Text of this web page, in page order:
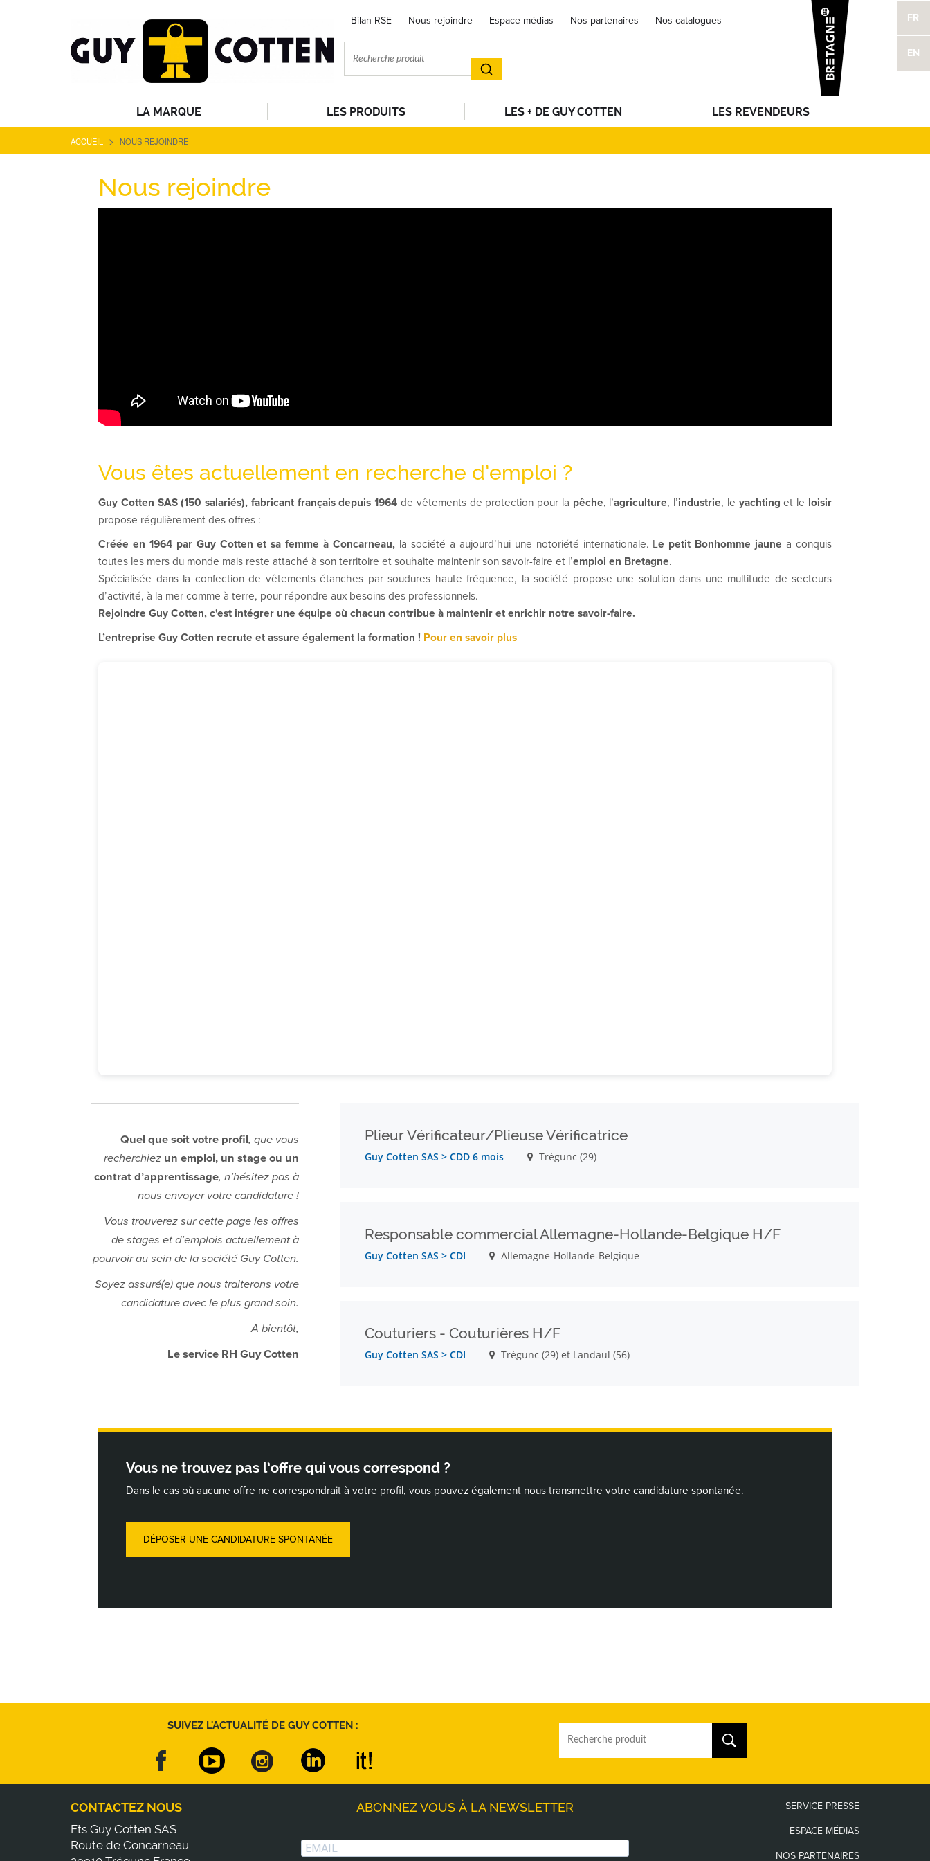
FR
EN
Bilan RSE Nous rejoindre Espace médias Nos partenaires Nos catalogues
LA MARQUE LES PRODUITS LES + DE GUY COTTEN LES REVENDEURS
ACCUEIL > NOUS REJOINDRE
Nous rejoindre
Vous êtes actuellement en recherche d’emploi ?
Guy Cotten SAS (150 salariés), fabricant français depuis 1964 de vêtements de protection pour la pêche, l’agriculture, l’industrie, le yachting et le loisir
propose régulièrement des offres :
Créée en 1964 par Guy Cotten et sa femme à Concarneau, la société a aujourd’hui une notoriété internationale. Le petit Bonhomme jaune a conquis
toutes les mers du monde mais reste attaché à son territoire et souhaite maintenir son savoir-faire et l’emploi en Bretagne.
Spécialisée dans la confection de vêtements étanches par soudures haute fréquence, la société propose une solution dans une multitude de secteurs
d’activité, à la mer comme à terre, pour répondre aux besoins des professionnels.
Rejoindre Guy Cotten, c'est intégrer une équipe où chacun contribue à maintenir et enrichir notre savoir-faire.
L’entreprise Guy Cotten recrute et assure également la formation ! Pour en savoir plus
Quel que soit votre profil, que vous
recherchiez un emploi, un stage ou un
contrat d’apprentissage, n’hésitez pas à
nous envoyer votre candidature !
Vous trouverez sur cette page les offres
de stages et d’emplois actuellement à
pourvoir au sein de la société Guy Cotten.
Soyez assuré(e) que nous traiterons votre
candidature avec le plus grand soin.
A bientôt,
Le service RH Guy Cotten
Plieur Vérificateur/Plieuse Vérificatrice
Guy Cotten SAS > CDD 6 mois Trégunc (29)
POSTULER
Responsable commercial Allemagne-Hollande-Belgique H/F
Guy Cotten SAS > CDI Allemagne-Hollande-Belgique
Couturiers - Couturières H/F
Guy Cotten SAS > CDI Trégunc (29) et Landaul (56)
POSTULER
Vous ne trouvez pas l’offre qui vous correspond ?
Dans le cas où aucune offre ne correspondrait à votre profil, vous pouvez également nous transmettre votre candidature spontanée.
DÉPOSER UNE CANDIDATURE SPONTANÉE
SUIVEZ L'ACTUALITÉ DE GUY COTTEN :
CONTACTEZ NOUS
Ets Guy Cotten SAS
Route de Concarneau
ABONNEZ VOUS À LA NEWSLETTER SERVICE PRESSE
ESPACE MÉDIAS
NOS PARTENAIRES